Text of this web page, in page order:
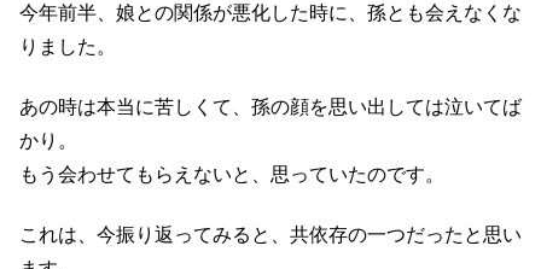
今年前半、娘との関係が悪化した時に、孫とも会えなくな
りました。
あの時は本当に苦しくて、孫の顔を思い出しては泣いてば
かり。
もう会わせてもらえないと、思っていたのです。
これは、今振り返ってみると、共依存の一つだったと思い